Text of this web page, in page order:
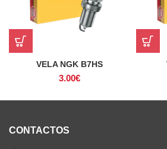
VELA NGK B7HS
3.00€
CONTACTOS